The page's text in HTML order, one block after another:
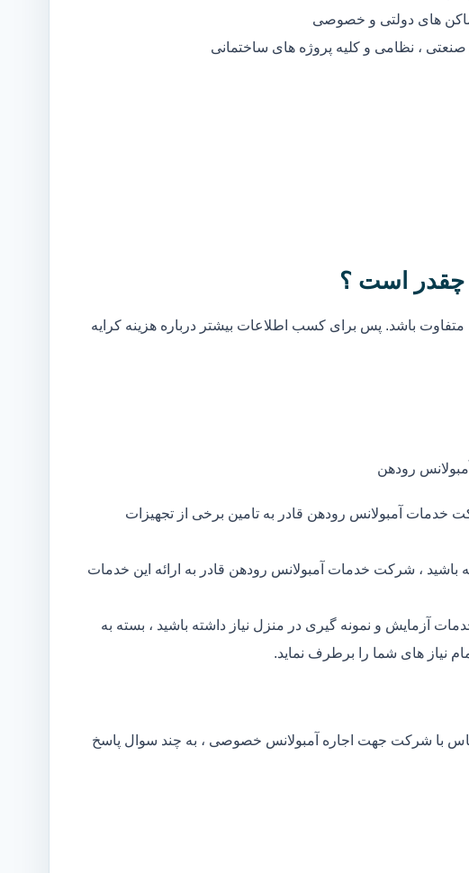
های دولتی و خصوصی
صنعتی ، نظامی و کلیه پروژه های ساختمانی
چقدر است ؟
باشد. پس برای کسب اطلاعات بیشتر درباره هزینه کرایه
رودهن
خدمات آمبولانس رودهن قادر به تامین برخی از تجهیزات
، شرکت خدمات آمبولانس رودهن قادر به ارائه این خدمات
آزمایش و نمونه گیری در منزل نیاز داشته باشید ، بسته به
نیاز های شما را برطرف نماید.
با شرکت جهت اجاره آمبولانس خصوصی ، به چند سوال پاسخ